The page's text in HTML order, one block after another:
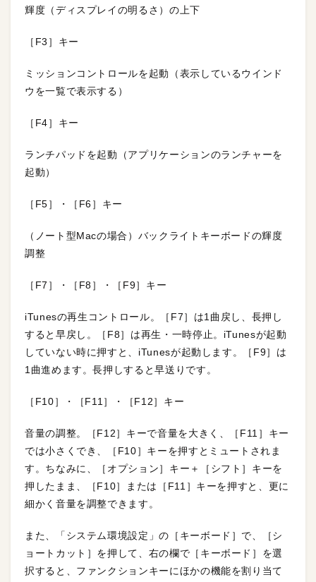
輝度（ディスプレイの明るさ）の上下
［F3］キー
ミッションコントロールを起動（表示しているウインド
ウを一覧で表示する）
［F4］キー
ランチパッドを起動（アプリケーションのランチャーを
起動）
［F5］・［F6］キー
（ノート型Macの場合）バックライトキーボードの輝度
調整
［F7］・［F8］・［F9］キー
iTunesの再生コントロール。［F7］は1曲戻し、長押し
すると早戻し。［F8］は再生・一時停止。iTunesが起動
していない時に押すと、iTunesが起動します。［F9］は
1曲進めます。長押しすると早送りです。
［F10］・［F11］・［F12］キー
音量の調整。［F12］キーで音量を大きく、［F11］キー
では小さくでき、［F10］キーを押すとミュートされま
す。ちなみに、［オプション］キー＋［シフト］キーを
押したまま、［F10］または［F11］キーを押すと、更に
細かく音量を調整できます。
また、「システム環境設定」の［キーボード］で、［シ
ョートカット］を押して、右の欄で［キーボード］を選
択すると、ファンクションキーにほかの機能を割り当て